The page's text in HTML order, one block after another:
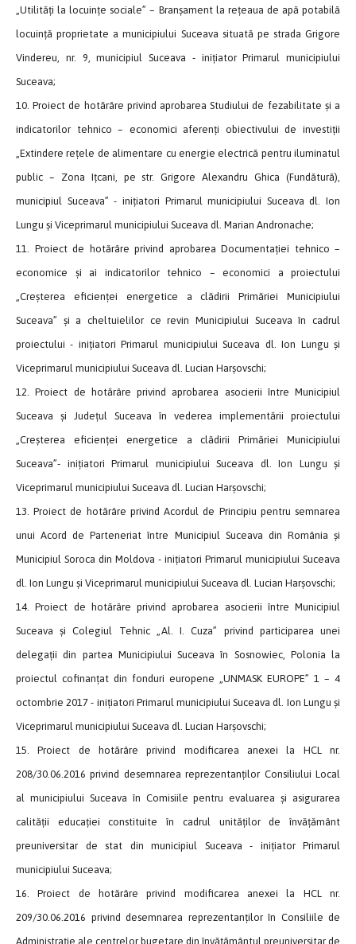
„Utilități la locuințe sociale” – Branșament la rețeaua de apă potabilă
locuință proprietate a municipiului Suceava situată pe strada Grigore
Vindereu, nr. 9, municipiul Suceava - inițiator Primarul municipiului
Suceava;
10. Proiect de hotărâre privind aprobarea Studiului de fezabilitate și a
indicatorilor tehnico – economici aferenți obiectivului de investiții
„Extindere rețele de alimentare cu energie electrică pentru iluminatul
public – Zona Ițcani, pe str. Grigore Alexandru Ghica (Fundătură),
municipiul Suceava” - inițiatori Primarul municipiului Suceava dl. Ion
Lungu și Viceprimarul municipiului Suceava dl. Marian Andronache;
11. Proiect de hotărâre privind aprobarea Documentației tehnico –
economice și ai indicatorilor tehnico – economici a proiectului
„Creșterea eficienței energetice a clădirii Primăriei Municipiului
Suceava” și a cheltuielilor ce revin Municipiului Suceava în cadrul
proiectului - inițiatori Primarul municipiului Suceava dl. Ion Lungu și
Viceprimarul municipiului Suceava dl. Lucian Harșovschi;
12. Proiect de hotărâre privind aprobarea asocierii între Municipiul
Suceava și Județul Suceava în vederea implementării proiectului
„Creșterea eficienței energetice a clădirii Primăriei Municipiului
Suceava”- inițiatori Primarul municipiului Suceava dl. Ion Lungu și
Viceprimarul municipiului Suceava dl. Lucian Harșovschi;
13. Proiect de hotărâre privind Acordul de Principiu pentru semnarea
unui Acord de Parteneriat între Municipiul Suceava din România și
Municipiul Soroca din Moldova - inițiatori Primarul municipiului Suceava
dl. Ion Lungu și Viceprimarul municipiului Suceava dl. Lucian Harșovschi;
14. Proiect de hotărâre privind aprobarea asocierii între Municipiul
Suceava și Colegiul Tehnic „Al. I. Cuza” privind participarea unei
delegații din partea Municipiului Suceava în Sosnowiec, Polonia la
proiectul cofinanțat din fonduri europene „UNMASK EUROPE” 1 – 4
octombrie 2017 - inițiatori Primarul municipiului Suceava dl. Ion Lungu și
Viceprimarul municipiului Suceava dl. Lucian Harșovschi;
15. Proiect de hotărâre privind modificarea anexei la HCL nr.
208/30.06.2016 privind desemnarea reprezentanților Consiliului Local
al municipiului Suceava în Comisiile pentru evaluarea și asigurarea
calității educației constituite în cadrul unităților de învățământ
preuniversitar de stat din municipiul Suceava - inițiator Primarul
municipiului Suceava;
16. Proiect de hotărâre privind modificarea anexei la HCL nr.
209/30.06.2016 privind desemnarea reprezentanților în Consiliile de
Administrație ale centrelor bugetare din învățământul preuniversitar de